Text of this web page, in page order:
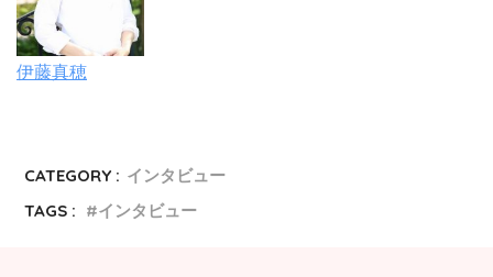
伊藤真穂
CATEGORY : インタビュー
TAGS :
インタビュー